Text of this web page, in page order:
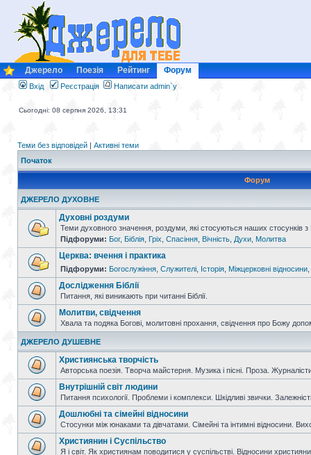
Джерело Поезія Рейтинг Форум
Вхід Реєстрація Написати admin`у
Сьогодні: 08 серпня 2026, 13:31
Теми без відповідей | Активні теми
Початок
Форум
ДЖЕРЕЛО ДУХОВНЕ
Духовні роздуми
Теми духовного значення, роздуми, які стосуються наших стосунків з
Підфоруми: Бог, Біблія Гріх Спасіння Вічність Духи Молитва
Церква: вчення і практика
Підфоруми: Богослужіння Служителі Історія Міжцерковні відносини
Дослідження Біблії
Питання, які виникають при читанні Біблії.
Молитви, свідчення
Хвала та подяка Богові, молитовні прохання, свідчення про Божу
ДЖЕРЕЛО ДУШЕВНЕ
Християнська творчість
Авторська поезія. Творча майстерня. Музика і пісні. Проза.
Внутрішній світ людини
Питання психології. Проблеми і комплекси. Шкідливі звички.
Дошлюбні та сімейні відносини
Стосунки між юнаками та дівчатами. Сімейні та інтимні відносини.
Християнин і Суспільство
Я і світ. Як християнам поводитися у суспільстві. Відносини